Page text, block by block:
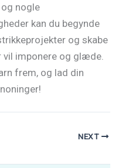
nogle
kan du begynde
og skabe
vil imponere og glæde.
frem, og lad din
NEXT